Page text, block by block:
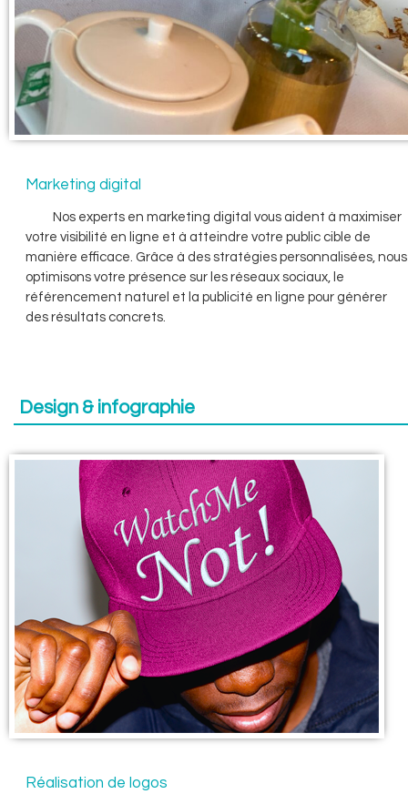
Marketing digital
Nos experts en marketing digital vous aident à maximiser
votre visibilité en ligne et à atteindre votre public cible de
manière efficace. Grâce à des stratégies personnalisées, nous
optimisons votre présence sur les réseaux sociaux, le
référencement naturel et la publicité en ligne pour générer
des résultats concrets.
Design & infographie
Réalisation de logos